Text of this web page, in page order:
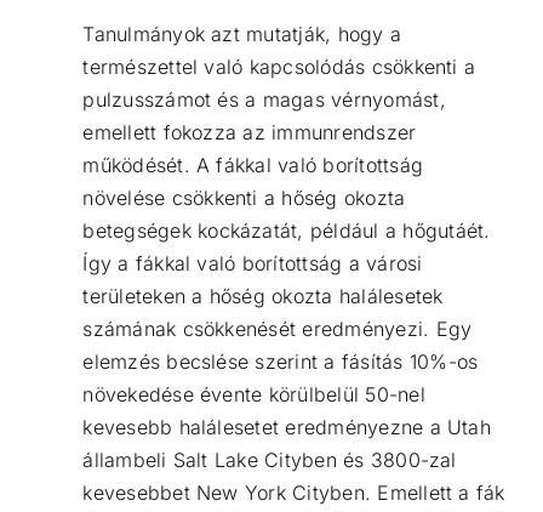
Tanulmányok azt mutatják, hogy a
természettel való kapcsolódás csökkenti a
pulzusszámot és a magas vérnyomást,
emellett fokozza az immunrendszer
működését. A fákkal való borítottság
növelése csökkenti a hőség okozta
betegségekkockázatát, például a hőgutáét.
Így a fákkal való borítottság a városi
területeken a hőség okozta halálesetek
számának csökkenését eredményezi. Egy
elemzés becslése szerint a fásítás 10%-os
növekedése évente körülbelül 50-nel
kevesebb halálesetet eredményezne a Utah
állambeli Salt Lake Cityben és 3800-zal
kevesebbet New York Cityben. Emellett a fák